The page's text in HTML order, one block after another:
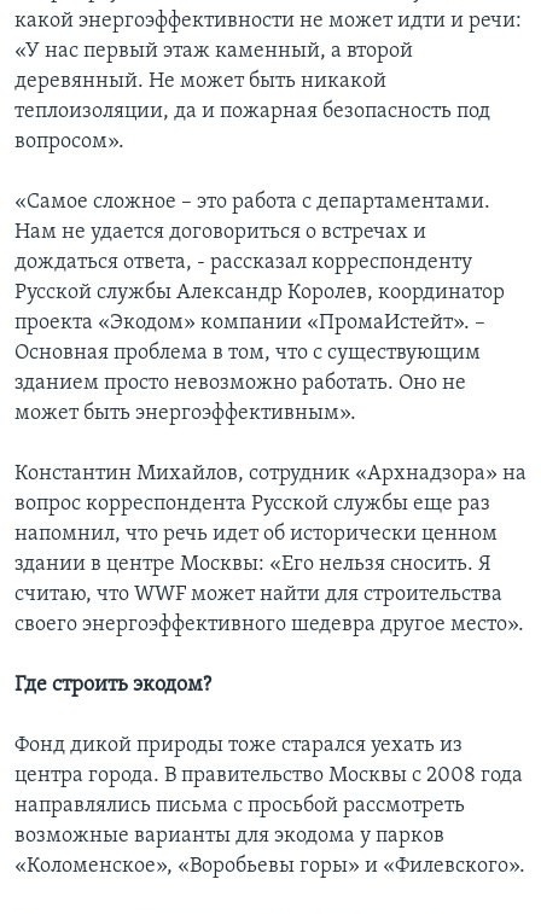
какой энергоэффективности не может идти и речи:
«У нас первый этаж каменный, а второй
деревянный. Не может быть никакой
теплоизоляции, да и пожарная безопасность под
вопросом».
«Самое сложное – это работа с департаментами.
Нам не удается договориться о встречах и
дождаться ответа, - рассказал корреспонденту
Русской службы Александр Королев, координатор
проекта «Экодом» компании «ПромаИстейт». –
Основная проблема в том, что с существующим
зданием просто невозможно работать. Оно не
может быть энергоэффективным».
Константин Михайлов, сотрудник «Архнадзора» на
вопрос корреспондента Русской службы еще раз
напомнил, что речь идет об исторически ценном
здании в центре Москвы: «Его нельзя сносить. Я
считаю, что WWF может найти для строительства
своего энергоэффективного шедевра другое место».
Где строить экодом?
Фонд дикой природы тоже старался уехать из
центра города. В правительство Москвы с 2008 года
направлялись письма с просьбой рассмотреть
возможные варианты для экодома у парков
«Коломенское», «Воробьевы горы» и «Филевского».